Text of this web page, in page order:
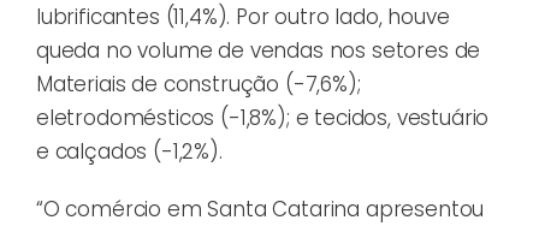
lubrificantes (11,4%). Por outro lado, houve
queda no volume de vendas nos setores de
Materiais de construção (-7,6%);
eletrodomésticos (-1,8%); e tecidos, vestuário
e calçados (-1,2%).
“O comércio em Santa Catarina apresentou